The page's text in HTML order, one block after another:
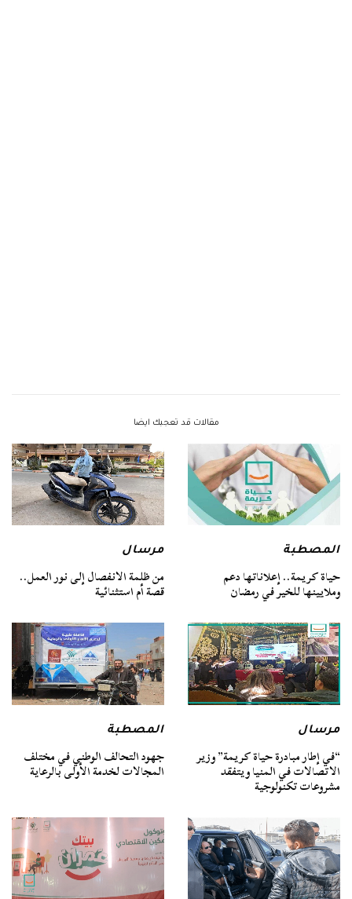
مقالات قد تعجبك ايضا
المصطبة
حياة كريمة.. إعلاناتها دعم
وملايينها للخير في رمضان
مرسال
من ظلمة الانفصال إلى نور العمل..
قصة أم استثنائية
مرسال
“في إطار مبادرة حياة كريمة” وزير
الاتصالات في المنيا ويتفقد
مشروعات تكنولوجية
المصطبة
جهود التحالف الوطني في مختلف
المجالات لخدمة الأولى بالرعاية